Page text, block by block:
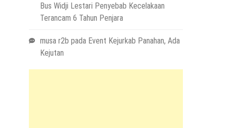
Bus Widji Lestari Penyebab Kecelakaan
Terancam 6 Tahun Penjara
musa r2b pada Event Kejurkab Panahan, Ada
Kejutan